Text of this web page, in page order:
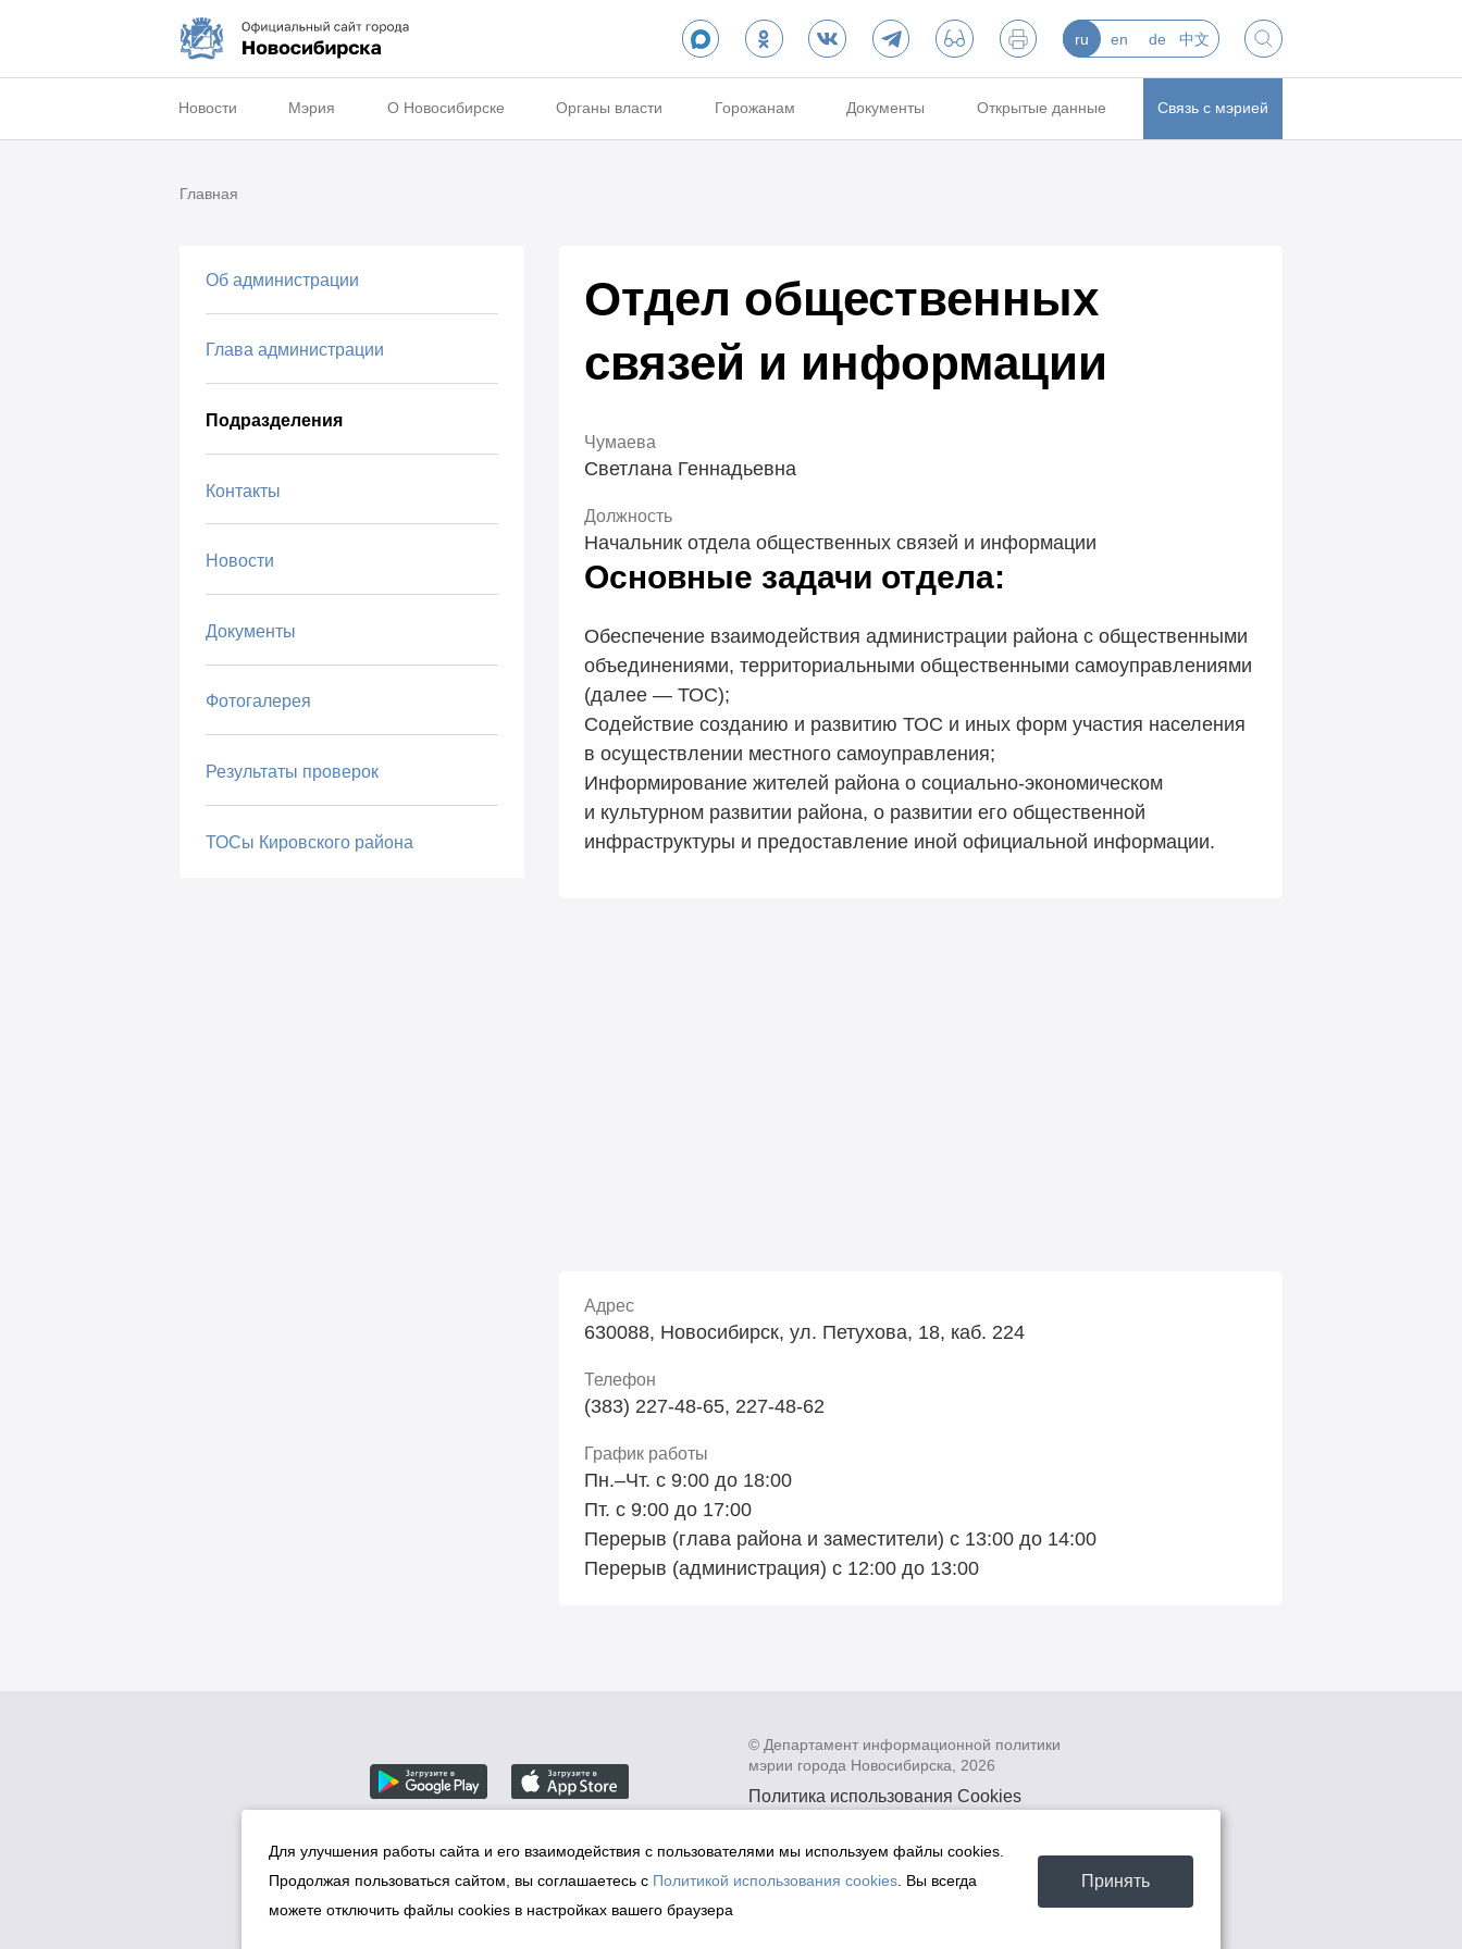
ru en de 中文
Новости Мэрия О Новосибирске Органы власти Горожанам Документы Открытые данные Связь с мэрией
Главная
Об администрации
Глава администрации
Подразделения
Контакты
Новости
Документы
Фотогалерея
Результаты проверок
ТОСы Кировского района
Отдел общественных
связей и информации
Чумаева
Светлана Геннадьевна
Должность
Начальник отдела общественных связей и информации
Основные задачи отдела:
Обеспечение взаимодействия администрации района с общественными
объединениями, территориальными общественными самоуправлениями
(далее — ТОС);
Содействие созданию и развитию ТОС и иных форм участия населения
в осуществлении местного самоуправления;
Информирование жителей района о социально-экономическом
и культурном развитии района, о развитии его общественной
инфраструктуры и предоставление иной официальной информации.
Адрес
630088, Новосибирск, ул. Петухова, 18, каб. 224
Телефон
(383) 227-48-65, 227-48-62
График работы
Пн.–Чт. с 9:00 до 18:00
Пт. с 9:00 до 17:00
Перерыв (глава района и заместители) с 13:00 до 14:00
Перерыв (администрация) с 12:00 до 13:00
© Департамент информационной политики
мэрии города Новосибирска, 2026
Политика использования Cookies
данных в информационных системах
мэрии города Новосибирска
Техническая поддержка сайта -
Для улучшения работы сайта и его взаимодействия с пользователями мы используем файлы cookies.
Продолжая пользоваться сайтом, вы соглашаетесь с Политикой использования cookies . Вы всегда
можете отключить файлы cookies в настройках вашего браузера
Принять